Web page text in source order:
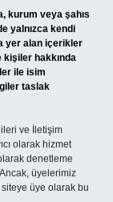
kurum veya şahıs
yalnızca kendi
yer alan içerikler
kişiler hakkında
ile isim
taslak
ve İletişim
olarak hizmet
denetleme
üyelerimiz
üye olarak bu